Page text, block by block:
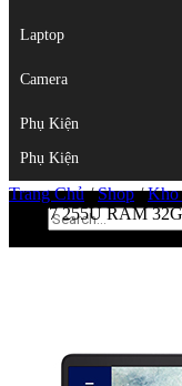
Displays
Laptop
Camera
Phụ Kiện
Laptop
Camera
Phụ Kiện
Top
Trang Chủ/Shop/Kho
Ultra 7 255U RAM
11 Pro